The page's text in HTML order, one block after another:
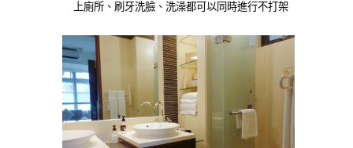
上廁所、刷牙洗臉、洗澡都可以同時進行不打架